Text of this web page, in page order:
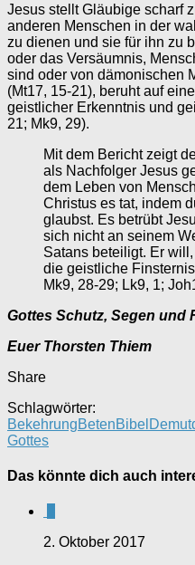
Jesus stellt Gläubige scharf
anderen Menschen in der
zu dienen und sie für ihn zu
oder das Versäumnis,
sind oder von dämonischen
(Mt17, 15-21), beruht auf
geistlicher Erkenntnis und
21; Mk9, 29).
Mit dem Bericht zeigt
als Nachfolger Jesus
dem Leben von
Christus es tat, indem
glaubst. Es betrübt
sich nicht an seinem
Satans beteiligt. Er
die geistliche
Mk9, 28-29; Lk9, 1;
Gottes Schutz, Segen und
Euer Thorsten Thiem
Share
Schlagwörter:
BekehrungBetenBibel Demut
Gottes
Das könnte dich auch
2. Oktober 2017